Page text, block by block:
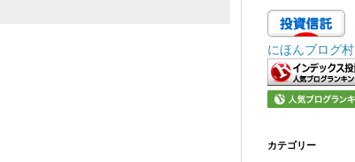
にほんブログ村
カテゴリー